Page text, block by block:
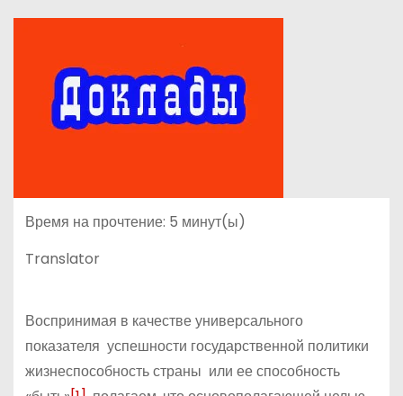
Время на прочтение: 5 минут(ы)
Translator
Воспринимая в качестве универсального
показателя успешности государственной политики
жизнеспособность страны или ее способность